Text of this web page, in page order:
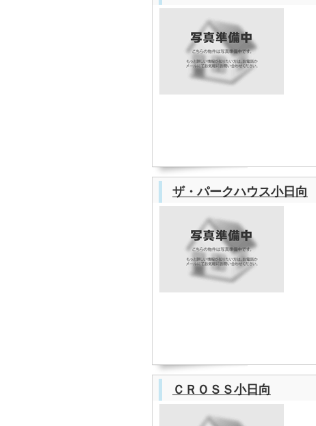
ザ・パークハウス小日向
ＣＲＯＳＳ小日向